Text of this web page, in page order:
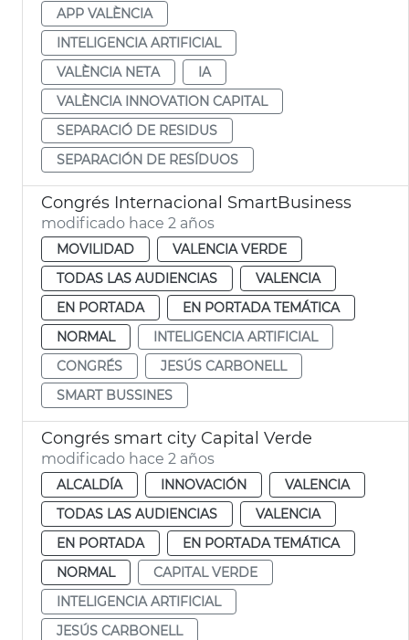
APP VALÈNCIA
INTELIGENCIA ARTIFICIAL
VALÈNCIA NETA
IA
VALÈNCIA INNOVATION CAPITAL
SEPARACIÓ DE RESIDUS
SEPARACIÓN DE RESÍDUOS
Congrés Internacional SmartBusiness
modificado hace 2 años
MOVILIDAD
VALENCIA VERDE
TODAS LAS AUDIENCIAS
VALENCIA
EN PORTADA
EN PORTADA TEMÁTICA
NORMAL
INTELIGENCIA ARTIFICIAL
CONGRÉS
JESÚS CARBONELL
SMART BUSSINES
Congrés smart city Capital Verde
modificado hace 2 años
ALCALDÍA INNOVACIÓN
VALENCIA
TODAS LAS AUDIENCIAS
VALENCIA
EN PORTADA
EN PORTADA TEMÁTICA
NORMAL
CAPITAL VERDE
INTELIGENCIA ARTIFICIAL
JESÚS CARBONELL